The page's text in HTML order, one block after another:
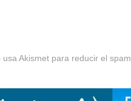
usa Akismet para reducir el spam.